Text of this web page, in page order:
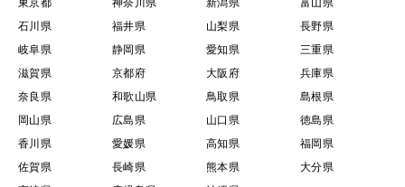
石川県
福井県 山梨県
長野県
岐阜県
静岡県 愛知県
三重県
滋賀県
京都府 大阪府
兵庫県
奈良県
和歌山県 鳥取県
島根県
岡山県
広島県 山口県
徳島県
香川県
愛媛県 高知県
福岡県
佐賀県
長崎県 熊本県
大分県